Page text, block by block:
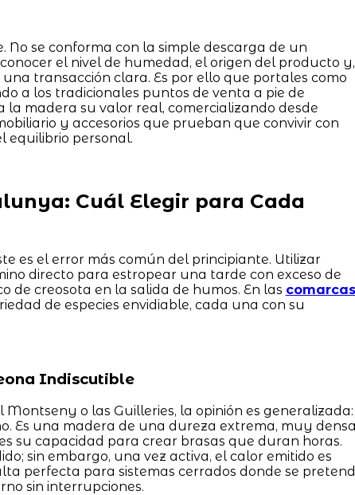
No se conforma con la simple descarga de un
el nivel de humedad, el origen del producto y,
transacción clara. Es por ello que portales como
a los tradicionales puntos de venta a pie de
la madera su valor real, comercializando desde
y accesorios que prueban que convivir con
equilibrio personal.
Cuál Elegir para Cada
es el error más común del principiante. Utilizar
directo para estropear una tarde con exceso de
de creosota en la salida de humos. En las comarcas
de especies envidiable, cada una con su
Indiscutible
o las Guilleries, la opinión es generalizada:
Es una madera de una dureza extrema, muy
su capacidad para crear brasas que duran horas.
sin embargo, una vez activa, el calor emitido es
perfecta para sistemas cerrados donde se
sin interrupciones.